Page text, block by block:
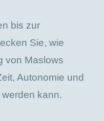
bis zur
Sie, wie
von Maslows
Autonomie und
kann.